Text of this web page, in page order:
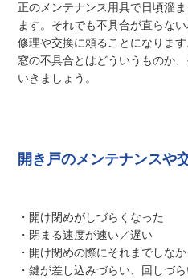
正のメンテナンス用具で日頃溜
ます。それでも不具合が直らな
修理や交換に頼ることになりま
窓の不具合とはどういうものか
いきましょう。
開き戸のメンテナンスや
・開け閉めがしづらくなった
・閉まる速度が速い／遅い
・開け閉めの際にそれまでしな
・鍵が差し込みづらい、回しづ